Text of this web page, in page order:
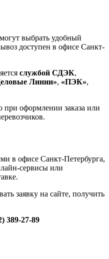
выбрать удобный
доступен в офисе Санкт-
службой СДЭК,
Линии», «ПЭК»,
при оформлении заказа или
в офисе Санкт-Петербурга,
сервисы или
заявку на сайте, получить
389-27-89